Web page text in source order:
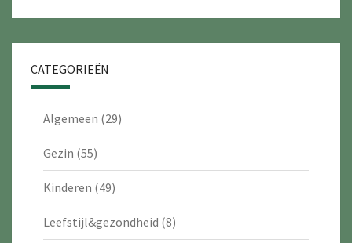
CATEGORIEËN
Algemeen (29)
Gezin (55)
Kinderen (49)
Leefstijl&gezondheid (8)